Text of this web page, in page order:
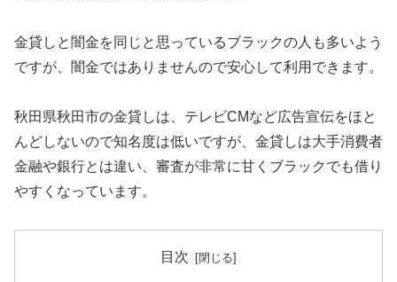
金貸しと闇金を同じと思っているブラックの人も多いよう
ですが、闇金ではありませんので安心して利用できます。
秋田県秋田市の金貸しは、テレビCMなど広告宣伝をほと
んどしないので知名度は低いですが、金貸しは大手消費者
金融や銀行とは違い、審査が非常に甘くブラックでも借り
やすくなっています。
目次